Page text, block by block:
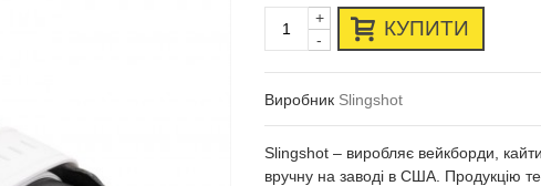
-
+ КУПИТИ
Виробник Slingshot
Slingshot – виробляє вейкборди,
вручну на заводі в США. Продукцію